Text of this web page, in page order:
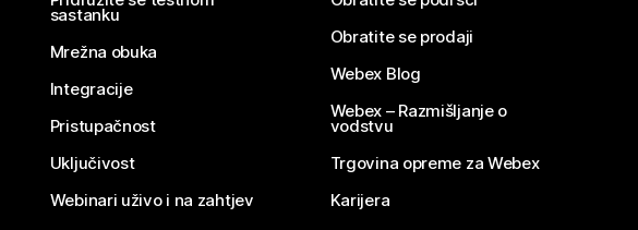
sastanku
Mrežna obuka
Integracije
Pristupačnost
Uključivost
Webinari uživo i na zahtjev
Obratite se prodaji
Webex Blog
Webex – Razmišljanje o
vodstvu
Trgovina opreme za Webex
Karijera